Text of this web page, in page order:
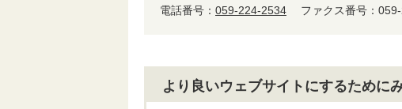
電話番号： 059-224-2534 ファクス番号：
より良いウェブサイトにするために